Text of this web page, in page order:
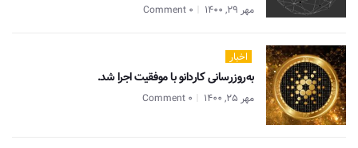
مهر 29, 1400 0 Comment
اخبار
به‌روزرسانی کاردانو با موفقیت اجرا شد.
مهر 25, 1400 0 Comment